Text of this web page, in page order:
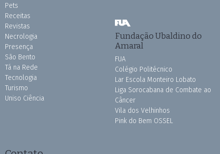
Pets
Receitas
Revistas
Necrologia
Presença
São Bento
Tá na Rede
Tecnologia
Turismo
Uniso Ciência
Fundação Ubaldino do
Amaral
FUA
Colégio Politécnico
Lar Escola Monteiro Lobato
Liga Sorocabana de Combate ao
Câncer
Vila dos Velhinhos
Pink do Bem OSSEL